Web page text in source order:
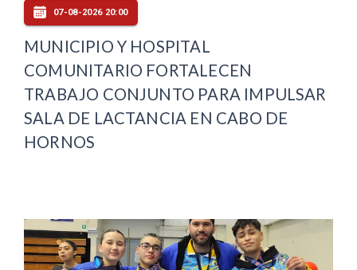
07-08-2026 20:00
MUNICIPIO Y HOSPITAL
COMUNITARIO FORTALECEN
TRABAJO CONJUNTO PARA IMPULSAR
SALA DE LACTANCIA EN CABO DE
HORNOS